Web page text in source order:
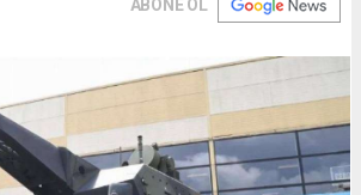
ABONE OL